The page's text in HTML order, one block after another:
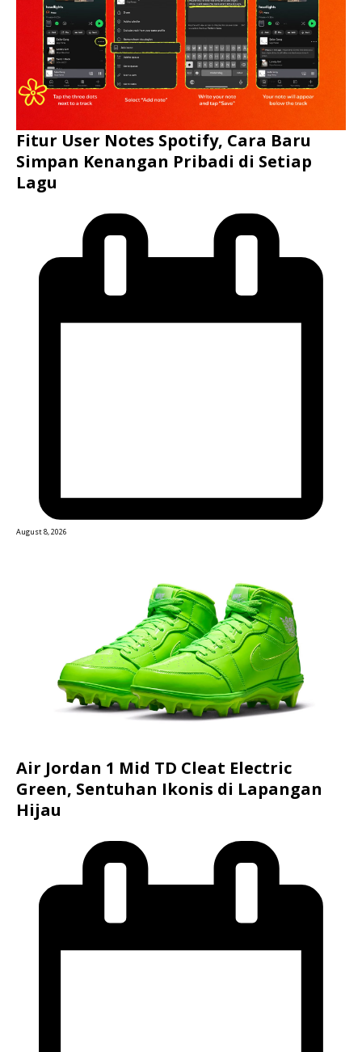
Fitur User Notes Spotify, Cara Baru
Simpan Kenangan Pribadi di Setiap
Lagu
August 8, 2026
Air Jordan 1 Mid TD Cleat Electric
Green, Sentuhan Ikonis di Lapangan
Hijau